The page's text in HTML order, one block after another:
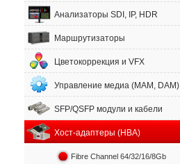
Анализаторы SDI, IP, HDR
Маршрутизаторы
Цветокоррекция и VFX
Управление медиа (MAM, DAM)
SFP/QSFP модули и кабели
Хост-адаптеры (HBA)
Fibre Channel 64/32/16/8Gb